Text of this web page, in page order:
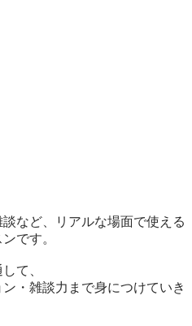
など、リアルな場面で使える
です。
て、
・雑談力まで身につけていき